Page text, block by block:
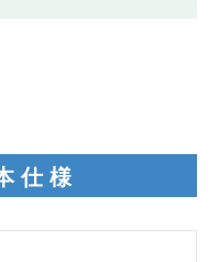
仕様